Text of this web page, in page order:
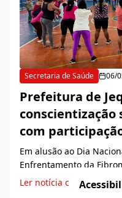
Secretaria de Saúde 06/
Prefeitura de
com
Em alusão ao Dia
Enfrentamento da
maio, a Prefeitura de
Saúde, realizou na
Ler notícia completa